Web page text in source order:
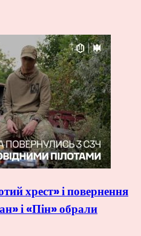
хрест» і повернення
і «Пін» обрали